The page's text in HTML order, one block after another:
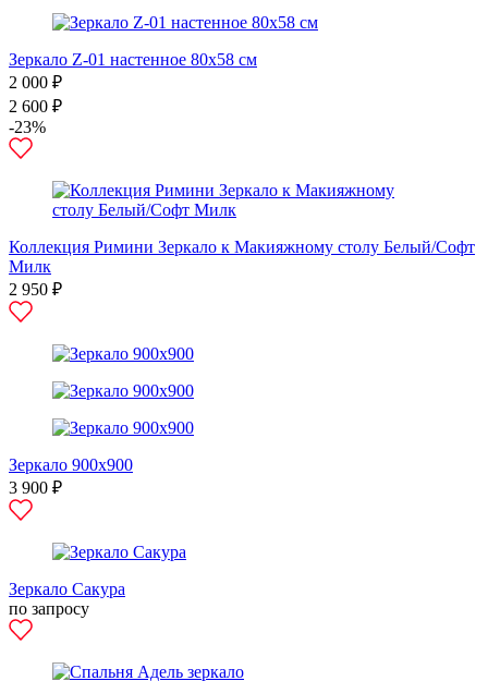
Зеркало Z-01 настенное 80х58 см
2 000 ₽
2 600 ₽
-23%
Коллекция Римини Зеркало к Макияжному столу Белый/Софт
Милк
2 950 ₽
Зеркало 900х900
3 900 ₽
Зеркало Сакура
по запросу